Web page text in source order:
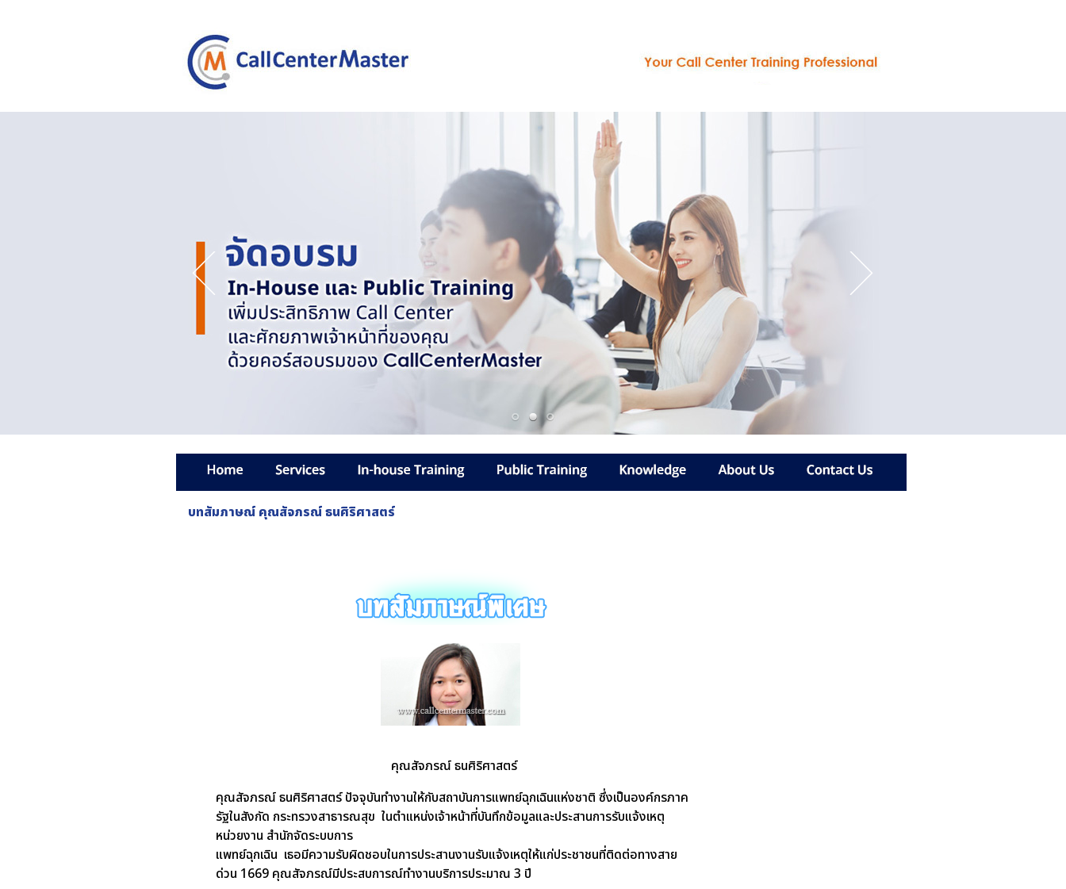
บทสัมภาษณ์ คุณสัจภรณ์ ธนศิริศาสตร์
คุณสัจภรณ์ ธนศิริศาสตร์
คุณสัจภรณ์ ธนศิริศาสตร์ปัจจุบันทำงานให้กับสถาบันการแพทย์ฉุกเฉินแห่งชาติ ซึ่งเป็นองค์กรภาค
รัฐในสังกัด กระทรวงสาธารณสุข ในตำแหน่งเจ้าหน้าที่บันทึกข้อมูลและประสานการรับแจ้งเหตุ
หน่วยงาน สำนักจัดระบบการ
แพทย์ฉุกเฉิน เธอมีความรับผิดชอบในการประสานงานรับแจ้งเหตุให้แก่ประชาชนที่ติดต่อทางสาย
ด่วน 1669 คุณสัจภรณ์มีประสบการณ์ทำงานบริการประมาณ 3 ปี